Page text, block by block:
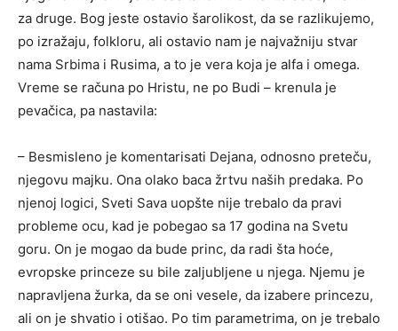
za druge. Bog jeste ostavio šarolikost, da se razlikujemo,
po izražaju, folkloru, ali ostavio nam je najvažniju stvar
nama Srbima i Rusima, a to je vera koja je alfa i omega.
Vreme se računa po Hristu, ne po Budi – krenula je
pevačica, pa nastavila:
– Besmisleno je komentarisati Dejana, odnosno preteču,
njegovu majku. Ona olako baca žrtvu naših predaka. Po
njenoj logici, Sveti Sava uopšte nije trebalo da pravi
probleme ocu, kad je pobegao sa 17 godina na Svetu
goru. On je mogao da bude princ, da radi šta hoće,
evropske princeze su bile zaljubljene u njega. Njemu je
napravljena žurka, da se oni vesele, da izabere princezu,
ali on je shvatio i otišao. Po tim parametrima, on je trebalo